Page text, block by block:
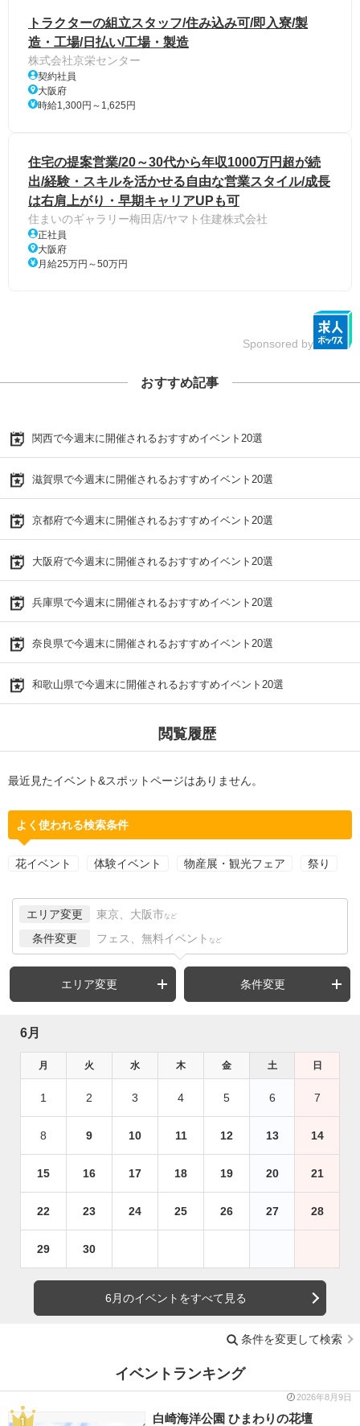
トラクターの組立スタッフ/住み込み可/即入寮/製
造・工場/日払い/工場・製造
株式会社京栄センター
契約社員
大阪府
時給1,300円～1,625円
住宅の提案営業/20～30代から年収1000万円超が続
出/経験・スキルを活かせる自由な営業スタイル/成長
は右肩上がり・早期キャリアUPも可
住まいのギャラリー梅田店/ヤマト住建株式会社
正社員
大阪府
月給25万円～50万円
Sponsored by
おすすめ記事
関西で今週末に開催されるおすすめイベント20選
滋賀県で今週末に開催されるおすすめイベント20選
京都府で今週末に開催されるおすすめイベント20選
大阪府で今週末に開催されるおすすめイベント20選
兵庫県で今週末に開催されるおすすめイベント20選
奈良県で今週末に開催されるおすすめイベント20選
和歌山県で今週末に開催されるおすすめイベント20選
閲覧履歴
最近見たイベント&スポットページはありません。
よく使われる検索条件
花イベント 体験イベント 物産展・観光フェア 祭り
エリア変更 東京、大阪市 など
条件変更 フェス、無料イベント など
エリア変更 条件変更
6月
月 火 水 木 金 土 日
1 2 3 4 5 6 7
8 9 10 11 12 13 14
15 16 17 18 19 20 21
22 23 24 25 26 27 28
29 30
6月のイベントをすべて見る
条件を変更して検索
イベントランキング
2026年8月9日
白崎海洋公園 ひまわりの花壇